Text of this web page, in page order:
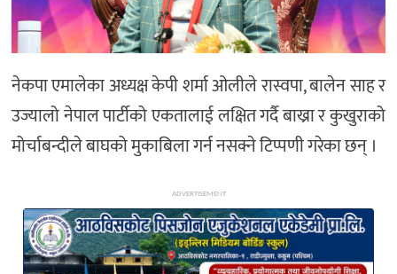
नेकपा एमालेका अध्यक्ष केपी शर्मा ओलीले रास्वपा, बालेन साह र
उज्यालो नेपाल पार्टीको एकतालाई लक्षित गर्दै बाख्रा र कुखुराको
मोर्चाबन्दीले बाघको मुकाबिला गर्न नसक्ने टिप्पणी गरेका छन् ।
ADVERTISEMENT